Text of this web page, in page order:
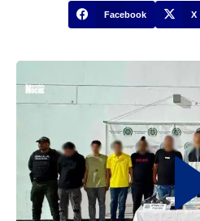
Facebook X